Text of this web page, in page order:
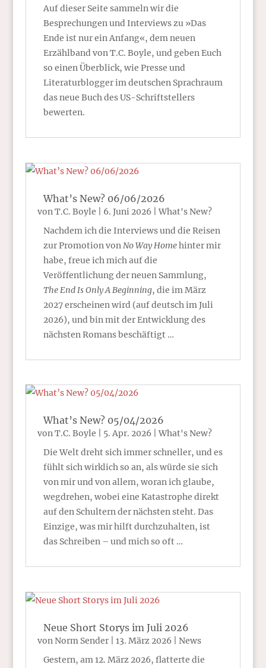
Auf dieser Seite sammeln wir die
Besprechungen und Interviews zu »Das
Ende ist nur ein Anfang«, dem neuen
Erzählband von T.C. Boyle, und geben Euch
so einen Überblick, wie Presse und
Literaturblogger im deutschen Sprachraum
das neue Buch des US-Schriftstellers
bewerten.
What’s New? 06/06/2026
vonT.C. Boyle 6. Juni 2026|What's New?
Nachdem ich die Interviews und die Reisen
zur Promotion vonNo Way Homehinter mir
habe, freue ich mich auf die
Veröffentlichung der neuen Sammlung,
The End Is Only A Beginning, die im März
2027 erscheinen wird (auf deutsch im Juli
2026), und bin mit der Entwicklung des
nächsten Romans beschäftigt …
What’s New? 05/04/2026
vonT.C. Boyle 5. Apr. 2026|What's New?
Die Welt dreht sich immer schneller, und es
fühlt sich wirklich so an, als würde sie sich
von mir und von allem, woran ich glaube,
wegdrehen, wobei eine Katastrophe direkt
auf den Schultern der nächsten steht. Das
Einzige, was mir hilft durchzuhalten, ist
das Schreiben – und mich so oft …
Neue Short Storys im Juli 2026
vonNorm Sender| 13. März 2026| News
Gestern, am 12. März 2026, flatterte die